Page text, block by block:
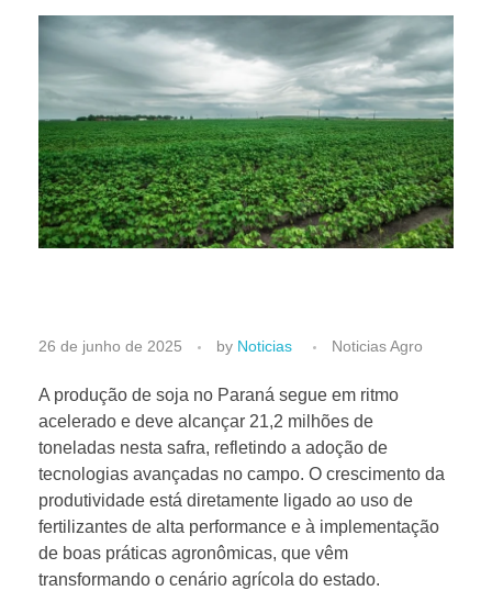
F
e
r
t
i
26 de junho de 2025 by Noticias Noticias Agro
A produção de soja no Paraná segue em ritmo
acelerado e deve alcançar 21,2 milhões de
toneladas nesta safra, refletindo a adoção de
tecnologias avançadas no campo. O crescimento da
produtividade está diretamente ligado ao uso de
fertilizantes de alta performance e à implementação
de boas práticas agronômicas, que vêm
transformando o cenário agrícola do estado.